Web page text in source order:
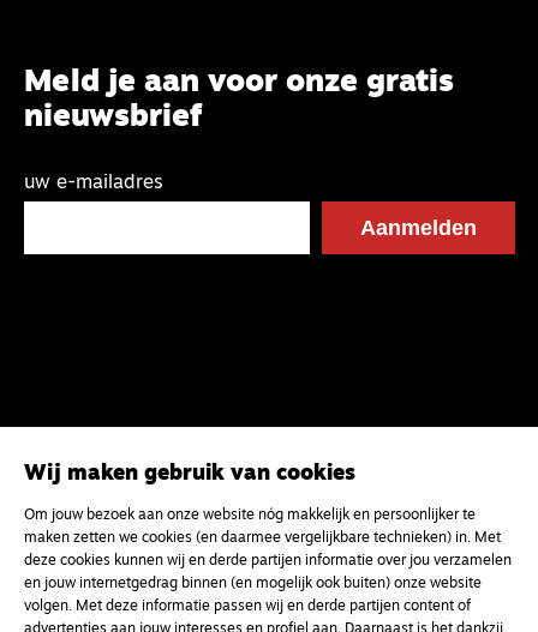
Meld je aan voor onze gratis
nieuwsbrief
uw e-mailadres
Wij maken gebruik van cookies
Om jouw bezoek aan onze website nóg makkelijk en persoonlijker te
maken zetten we cookies (en daarmee vergelijkbare technieken) in. Met
deze cookies kunnen wij en derde partijen informatie over jou verzamelen
en jouw internetgedrag binnen (en mogelijk ook buiten) onze website
volgen. Met deze informatie passen wij en derde partijen content of